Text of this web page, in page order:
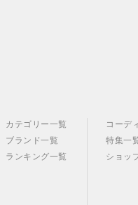
カテゴリー一覧
ブランド一覧
ランキング一覧
コーデ
特集一
ショッ